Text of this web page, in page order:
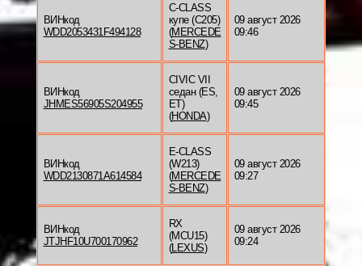
ВИНкод
WDD2053431F494128
C-CLASS
купе (C205)
(MERCEDE
S-BENZ)
09 август 2026
09:46
ВИНкод
JHMES56905S204955
CIVIC VII
седан (ES,
ET)
(HONDA)
09 август 2026
09:45
ВИНкод
WDD2130871A614584
E-CLASS
(W213)
(MERCEDE
S-BENZ)
09 август 2026
09:27
ВИНкод
JTJHF10U700170962
RX
(MCU15)
(LEXUS)
09 август 2026
09:24